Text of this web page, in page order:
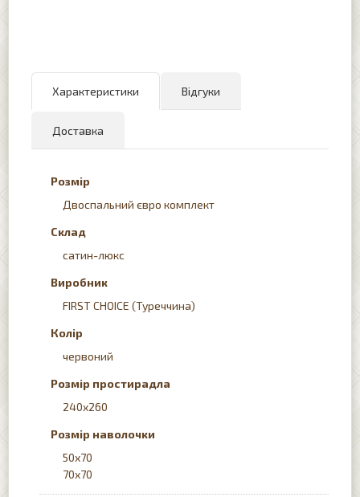
Характеристики Відгуки
Доставка
Розмір
Двоспальний євро комплект
Склад
сатин-люкс
Виробник
FIRST CHOICE (Туреччина)
Колір
червоний
Розмір простирадла
240x260
Розмір наволочки
50х70
70x70